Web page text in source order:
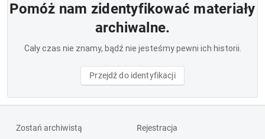
Pomóż nam zidentyfikować materiały
archiwalne.
Cały czas nie znamy, bądź nie jesteśmy pewni ich historii.
Przejdź do identyfikacji
Zostań archiwistą
Rejestracja